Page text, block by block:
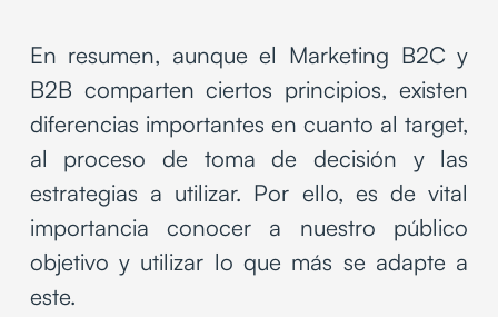
En resumen, aunque el Marketing B2C y
B2B comparten ciertos principios, existen
diferencias importantes en cuanto al target,
al proceso de toma de decisión y las
estrategias a utilizar. Por ello, es de vital
importancia conocer a nuestro público
objetivo y utilizar lo que más se adapte a
este.